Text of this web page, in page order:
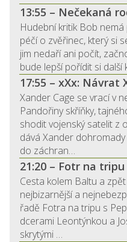
13:55 – Nečekaná
Hudební kritik Bob
péčí o zvěřinec, který si
jim nedaří ani počít,
bude lepší pořídit si další
17:55 – xXx: Návrat
Xander Cage se vrací v
Pandořiny skříňky,
shodit vojenský satelit z
dává Xander
do záchran…
21:20 – Fotr na tripu
Cesta kolem Baltu a
nejbizarnější a
řadě Fotra na tripu s
dcerami Leontýnkou a
skrytými …